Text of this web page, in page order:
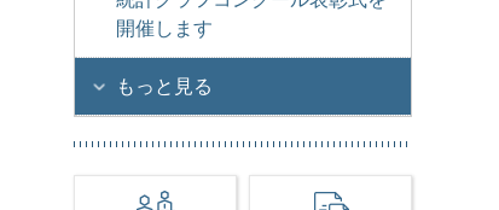
開催します
もっと見る